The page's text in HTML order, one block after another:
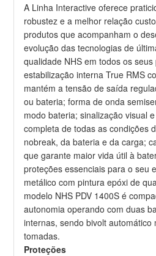
A Linha Interactive oferece
robustez e a melhor relação
produtos que acompanham o
evolução das tecnologias de
qualidade NHS em todos os
estabilização interna True RMS
mantém a tensão de saída
ou bateria; forma de onda
modo bateria; sinalização visual
completa de todas as condições
nobreak, da bateria e da carga;
que garante maior vida útil à
proteções essenciais para o seu
metálico com pintura epóxi de
modelo NHS PDV 1400S é
autonomia operando com duas
internas, sendo bivolt automático
tomadas.
Proteções